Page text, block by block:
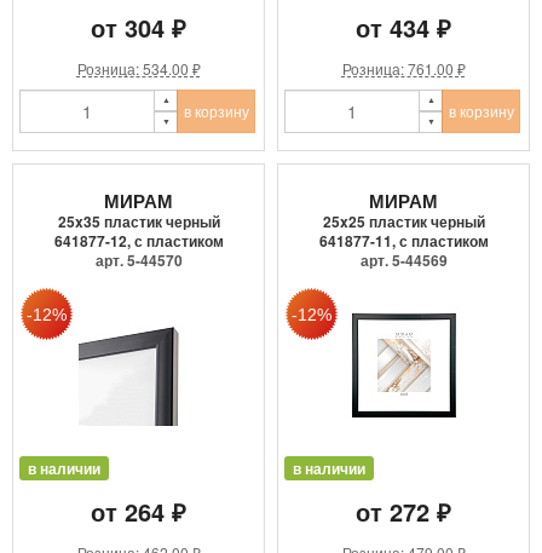
от 304 ₽
Розница: 534.00 ₽
в корзину
от 434 ₽
Розница: 761.00 ₽
в корзину
МИРАМ
25x35 пластик черный
641877-12, с пластиком
арт. 5-44570
в наличии
от 264 ₽
МИРАМ
25x25 пластик черный
641877-11, с пластиком
арт. 5-44569
в наличии
от 272 ₽